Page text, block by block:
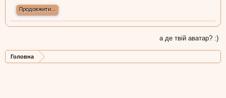
Продовжити...
а де твій аватар? :)
Головна